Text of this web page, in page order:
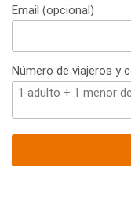
Email (opcional)
Número de viajeros y